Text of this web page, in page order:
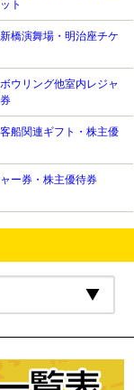
ト
橋演舞場・明治座チケ
ウリング他室内レジャ
船関連ギフト・株主優
ー券・株主優待券